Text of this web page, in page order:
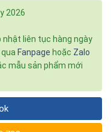
2026
liên tục hàng ngày
Fanpage hoặc Zalo
mẫu sản phẩm mới